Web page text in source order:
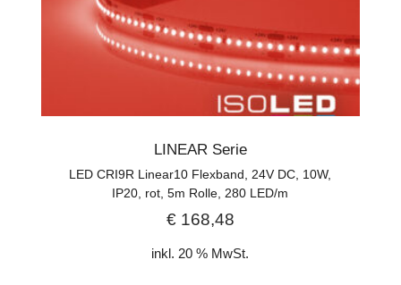
LINEAR Serie
LED CRI9R Linear10 Flexband, 24V DC, 10W,
IP20, rot, 5m Rolle, 280 LED/m
€168,48
inkl. 20 % MwSt.